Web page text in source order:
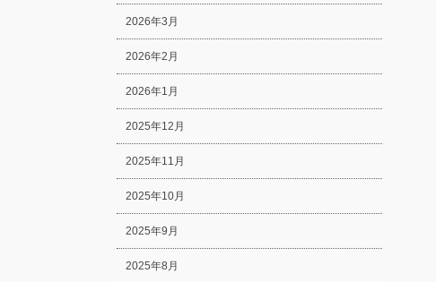
2026年3月
2026年2月
2026年1月
2025年12月
2025年11月
2025年10月
2025年9月
2025年8月